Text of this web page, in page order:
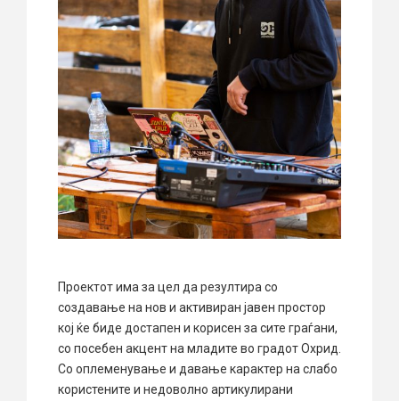
Проектот има за цел да резултира со
создавање на нов и активиран јавен простор
кој ќе биде достапен и корисен за сите граѓани,
со посебен акцент на младите во градот Охрид.
Со оплеменување и давање карактер на слабо
користените и недоволно артикулирани